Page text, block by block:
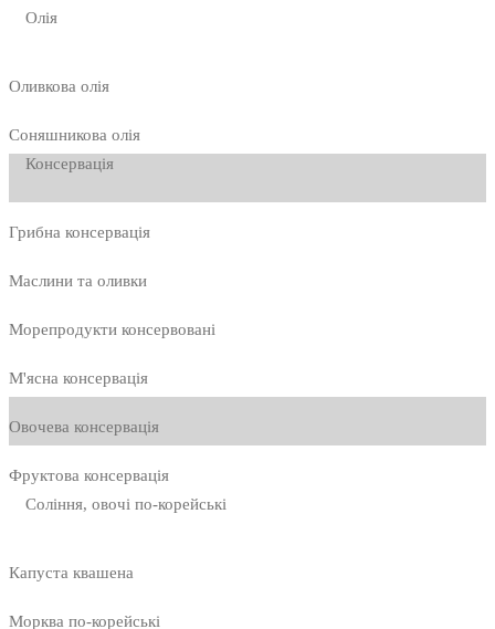
Олія
Оливкова олія
Соняшникова олія
Консервація
Грибна консервація
Маслини та оливки
Морепродукти консервовані
М'ясна консервація
Овочева консервація
Фруктова консервація
Соління, овочі по-корейські
Капуста квашена
Морква по-корейські